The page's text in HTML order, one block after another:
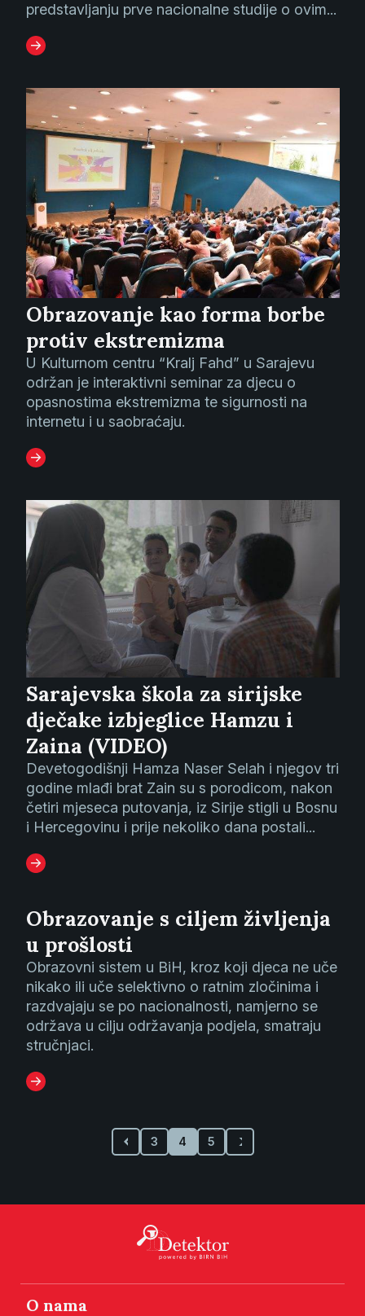
predstavljanju prve nacionalne studije o ovim...
Obrazovanje kao forma borbe
protiv ekstremizma
U Kulturnom centru “Kralj Fahd” u Sarajevu
održan je interaktivni seminar za djecu o
opasnostima ekstremizma te sigurnosti na
internetu i u saobraćaju.
Sarajevska škola za sirijske
dječake izbjeglice Hamzu i
Zaina (VIDEO)
Devetogodišnji Hamza Naser Selah i njegov tri
godine mlađi brat Zain su s porodicom, nakon
četiri mjeseca putovanja, iz Sirije stigli u Bosnu
i Hercegovinu i prije nekoliko dana postali...
Obrazovanje s ciljem življenja
u prošlosti
Obrazovni sistem u BiH, kroz koji djeca ne uče
nikako ili uče selektivno o ratnim zločinima i
razdvajaju se po nacionalnosti, namjerno se
održava u cilju održavanja podjela, smatraju
stručnjaci.
3 4 5
O nama